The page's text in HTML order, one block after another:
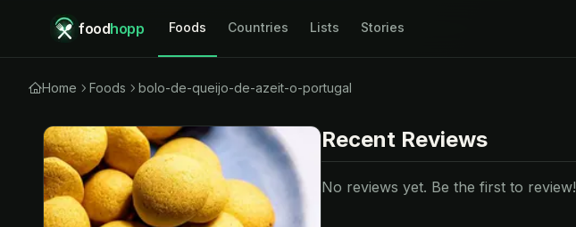
foodhopp Foods Countries Lists Stories
Home Foods bolo-de-queijo-de-azeit-o-portugal
Recent Reviews
No reviews yet. Be the first to review!